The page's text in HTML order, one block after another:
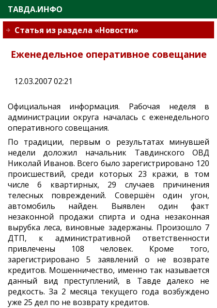
ТАВДА.ИНФО
Статья из раздела «Новости»
Еженедельное оперативное совещание
12.03.2007 02:21
Официальная информация. Рабочая неделя в
администрации округа началась с еженедельного
оперативного совещания.
По традиции, первым о результатах минувшей
недели доложил начальник Тавдинского ОВД
Николай Иванов. Всего было зарегистрировано 120
происшествий, среди которых 23 кражи, в том
числе 6 квартирных, 29 случаев причинения
телесных повреждений. Совершён один угон,
автомобиль найден. Выявлен один факт
незаконной продажи спирта и одна незаконная
вырубка леса, виновные задержаны. Произошло 7
ДТП, к административной ответственности
привлечены 108 человек. Кроме того,
зарегистрировано 5 заявлений о не возврате
кредитов. Мошенничество, именно так называется
данный вид преступлений, в Тавде далеко не
редкость. За 2 месяца текущего года возбуждено
уже 25 дел по не возврату кредитов.